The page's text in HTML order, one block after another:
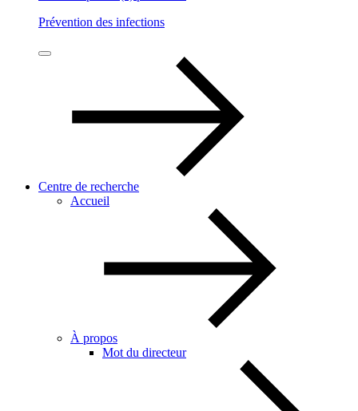
Prévention des infections
Centre de recherche
Accueil
À propos
Mot du directeur